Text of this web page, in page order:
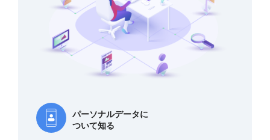
パーソナルデータに
ついて知る